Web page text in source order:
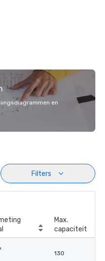
en
Filters
Max.
capaciteit
130